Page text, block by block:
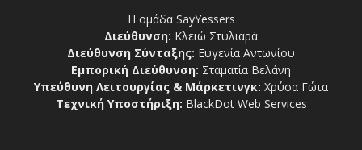
Η ομάδα SayYessers
Διεύθυνση: Κλειώ Στυλιαρά
Διεύθυνση Σύνταξης: Ευγενία Αντωνίου
Εμπορική Διεύθυνση: Σταματία Βελάνη
Υπεύθυνη Λειτουργίας & Μάρκετινγκ: Χρύσα Γώτα
Τεχνική Υποστήριξη: BlackDot Web Services